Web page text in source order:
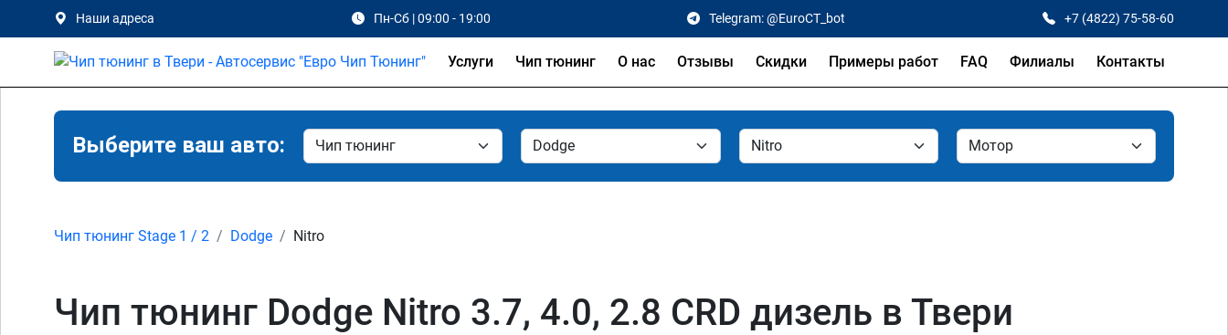
Наши адреса Пн-Сб | 09:00 - 19:00 Telegram: @EuroCT_bot +7 (4822) 75-58-60
Услуги Чип тюнинг О нас Отзывы Скидки Примеры работ FAQ Филиалы Контакты
Выберите ваш авто:
Чип тюнинг Stage 1 / 2 Dodge Nitro
Чип тюнинг Dodge Nitro 3.7, 4.0, 2.8 CRD дизель в Твери